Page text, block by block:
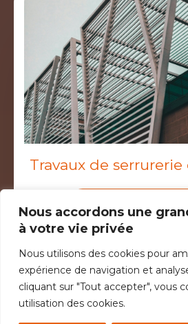
Nous accordons une
à votre vie privée
Nous utilisons des cookies pour
expérience de navigation et
cliquant sur "Tout accepter", vous
utilisation des cookies.
Travaux de
Serrurerie